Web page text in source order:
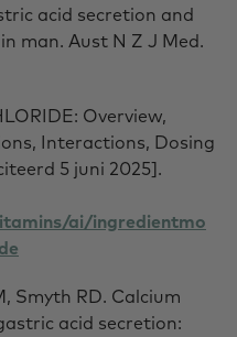
acid secretion and
man. Aust N Z J Med.
Overview,
Interactions, Dosing
5 juni 2025].
ai/ingredientmo
RD. Calcium
acid secretion: